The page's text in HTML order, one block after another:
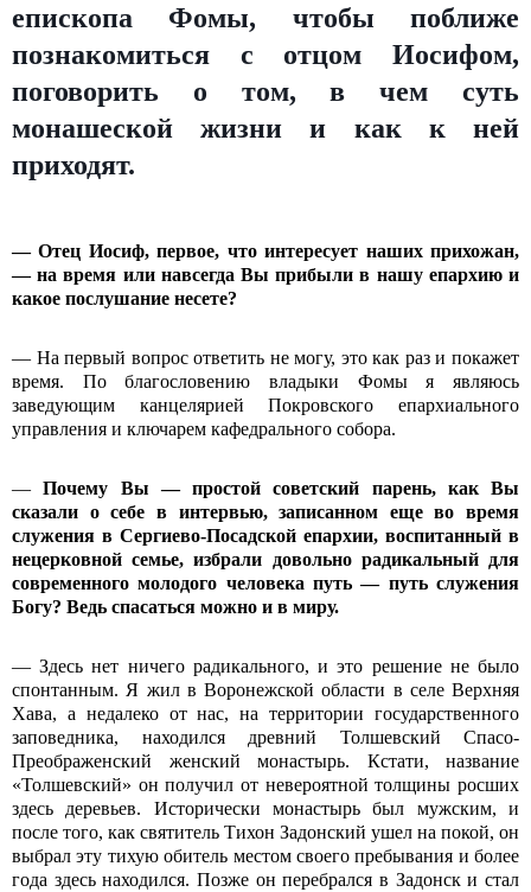
епископа Фомы, чтобы поближе
познакомиться с отцом Иосифом,
поговорить о том, в чем суть
монашеской жизни и как к ней
приходят.
— Отец Иосиф, первое, что интересует наших прихожан,
— на время или навсегда Вы прибыли в нашу епархию и
какое послушание несете?
— На первый вопрос ответить не могу, это как раз и покажет
время. По благословению владыки Фомы я являюсь
заведующим канцелярией Покровского епархиального
управления и ключарем кафедрального собора.
—Почему Вы — простой советский парень, как Вы
сказали о себе в интервью, записанном еще во время
служения в Сергиево-Посадской епархии, воспитанный в
нецерковной семье, избрали довольно радикальный для
современного молодого человека путь — путь служения
Богу? Ведь спасаться можно и в миру.
— Здесь нет ничего радикального, и это решение не было
спонтанным. Я жил в Воронежской области в селе Верхняя
Хава, а недалеко от нас, на территории государственного
заповедника, находился древний Толшевский Спасо-
Преображенский женский монастырь. Кстати, название
«Толшевский» он получил от невероятной толщины росших
здесь деревьев. Исторически монастырь был мужским, и
после того, как святитель Тихон Задонский ушел на покой, он
выбрал эту тихую обитель местом своего пребывания и более
года здесь находился. Позже он перебрался в Задонск и стал